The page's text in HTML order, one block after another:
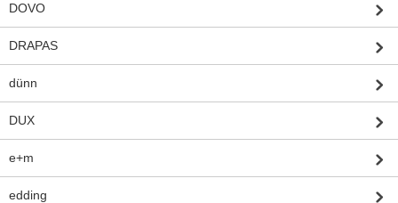
DOVO
DRAPAS
dünn
DUX
e+m
edding